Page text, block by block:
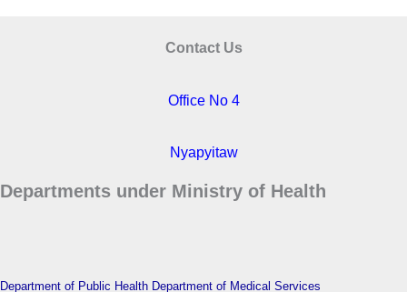
Contact Us
Office No 4
Nyapyitaw
Departments under Ministry of Health
Department of Public Health Department of Medical Services